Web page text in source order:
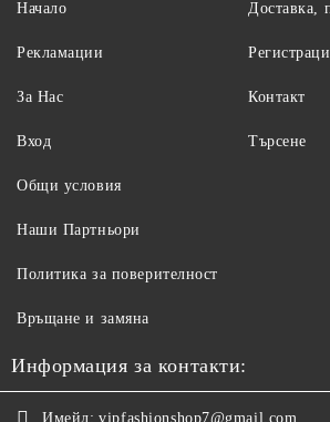
Начало
Рекламации
За Нас
Вход
Доставка,
Контакт
Търсене
Общи условия
Наши Партньори
Политика за поверителност
Връщане и замяна
Информация за контакти:
Имейл: vipfashionshop7@gmail.com